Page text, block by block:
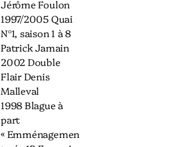
Jérôme Foulon
1997/2005 Quai
N°1, saison 1 à 8
Patrick Jamain
2002 Double
Flair Denis
Malleval
1998 Blague à
part
« Emménagemen